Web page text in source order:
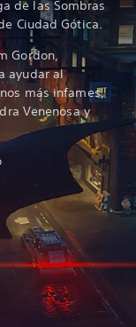
de las Sombras
Ciudad Gótica.
Gordon,
ayudar al
más infames,
Venenosa y